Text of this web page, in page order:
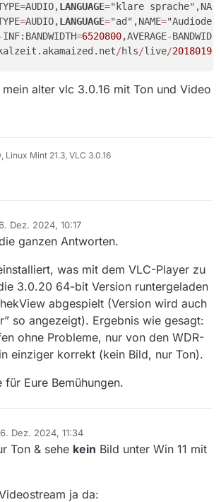
=AUDIO,LANGUAGE="klare
=AUDIO,LANGUAGE="ad",NAME=
INF:BANDWIDTH=6520800,AVERAGE-
/hls/live/2018019
alter vlc 3.0.16 mit Ton und Video
Linux Mint 21.3, VLC 3.0.16
Dez. 2024, 10:17
von
ganzen Antworten.
was mit dem VLC-Player zu
3.0.20 64-bit Version runtergeladen
abgespielt (Version wird auch
so angezeigt). Ergebnis wie gesagt:
ohne Probleme, nur von den WDR-
einziger korrekt (kein Bild, nur Ton).
für Eure Bemühungen.
6. Dez. 2024, 11:34
von
Ton & sehe kein Bild unter Win 11 mit
ja da: